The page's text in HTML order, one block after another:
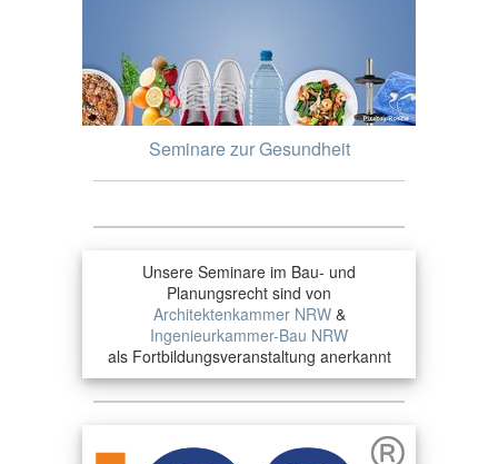
Seminare zur Gesundheit
Unsere Seminare im Bau- und
Planungsrecht sind von
Architektenkammer NRW&
Ingenieurkammer-Bau NRW
als Fortbildungsveranstaltung anerkannt